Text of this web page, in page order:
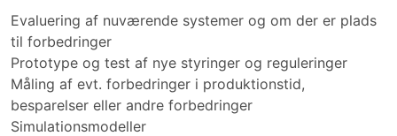
Evaluering af nuværende systemer og om der er plads
til forbedringer
Prototype og test af nye styringer og reguleringer
Måling af evt. forbedringer i produktionstid,
besparelser eller andre forbedringer
Simulationsmodeller